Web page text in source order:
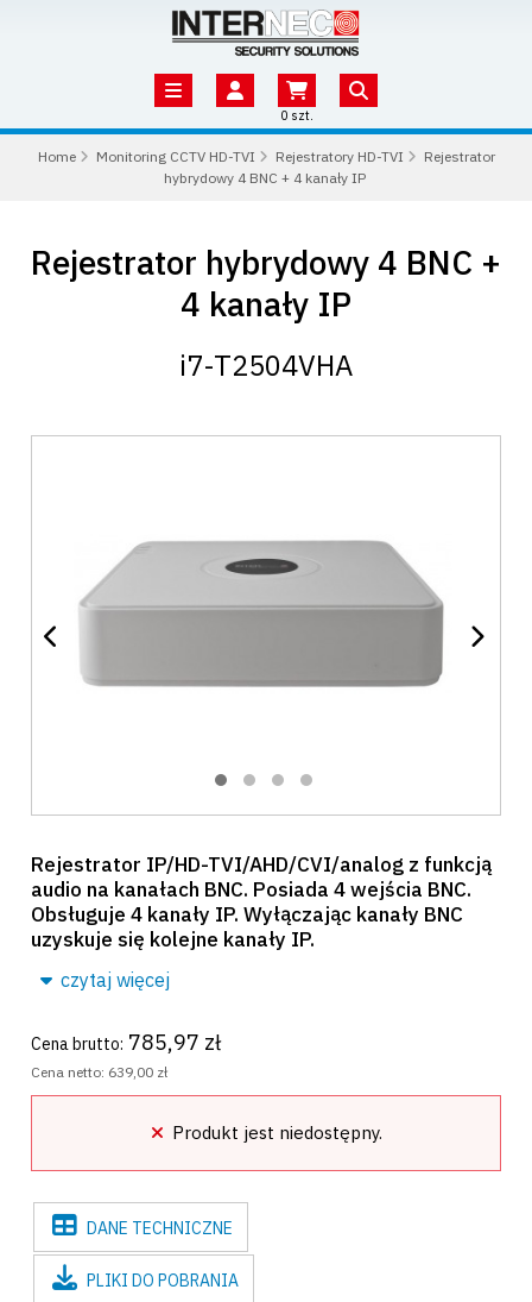
0 szt.
Home Monitoring CCTV HD-TVI Rejestratory HD-TVI
Rejestrator
hybrydowy 4 BNC + 4 kanały IP
Rejestrator hybrydowy 4 BNC +
4 kanały IP
i7-T2504VHA
Rejestrator IP/HD-TVI/AHD/CVI/analog z funkcją
audio na kanałach BNC. Posiada 4 wejścia BNC.
Obsługuje 4 kanały IP. Wyłączając kanały BNC
uzyskuje się kolejne kanały IP.
czytaj więcej
Cena brutto: 785,97 zł
Cena netto: 639,00 zł
Produkt jest niedostępny.
DANE TECHNICZNE
PLIKI DO POBRANIA